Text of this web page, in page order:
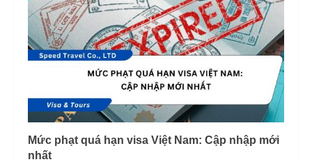
Mức phạt quá hạn visa Việt Nam: Cập nhập mới
nhất